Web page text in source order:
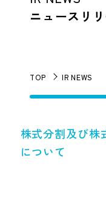
ニュースリ
TOP IR NEWS
株式分割及び株
について